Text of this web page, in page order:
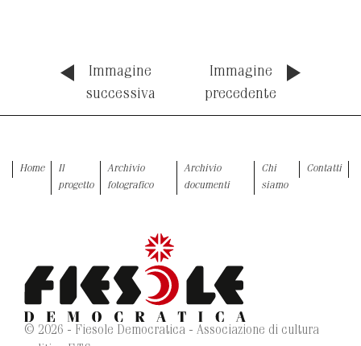
Immagine
successiva
Immagine
precedente
Home
Il
progetto
Archivio
fotografico
Archivio
documenti
Chi
siamo
Contatti
© 2026 - Fiesole Democratica - Associazione di cultura